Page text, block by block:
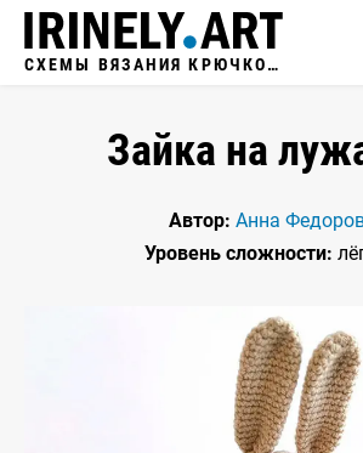
СХЕМЫ ВЯЗАНИЯ КРЮЧКОМ
Зайка на
Автор: Анна
Уровень сложности: